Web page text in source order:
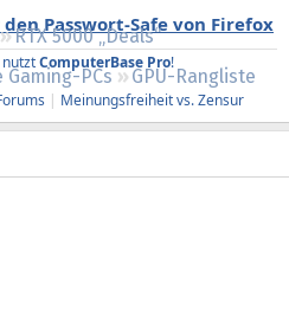
RTX 5000 „Deals“
Gaming-PCs
GPU-Rangliste
Passwort-Safe von Firefox
ComputerBase Pro!
| Meinungsfreiheit vs. Zensur